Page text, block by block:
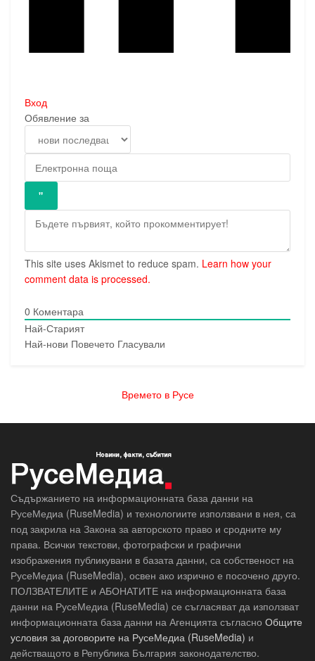
Вход
Обявление за
This site uses Akismet to reduce spam. Learn how your
comment data is processed.
0 Коментара
Най-Старият
Най-нови Повечето Гласували
Времето в Русе
Съдържанието на информационната база данни на
РусеМедиа (RuseMedia) и технологиите използвани в нея, са
под закрила на Закона за авторското право и сродните му
права. Всички текстови, фотографски и графични
изображения публикувани в базата данни, са собственост на
РусеМедиа (RuseMedia), освен ако изрично е посочено друго.
ПОЛЗВАТЕЛИТЕ и АБОНАТИТЕ на информационната база
данни на РусеМедиа (RuseMedia) се съгласяват да използват
информационната база данни на Агенцията съгласно Общите
условия за договорите на РусеМедиа (RuseMedia) и
действащото в Република България законодателство.